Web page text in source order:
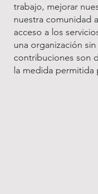
trabajo, mejorar
nuestra comunidad
acceso a los
una organización
contribuciones son
la medida permitida